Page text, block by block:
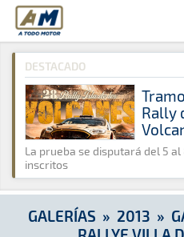
A Todo Motor · Revista
A Todo Motor » Galerías » 2013
DESTACADO
Rally
La prueba se disputará del 5
inscritos
GALERÍAS » 2013 »